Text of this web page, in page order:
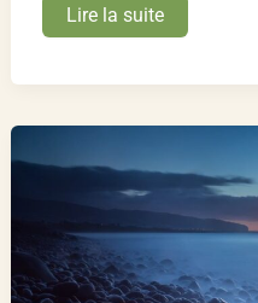
L’ouverture
du
Lire la suite